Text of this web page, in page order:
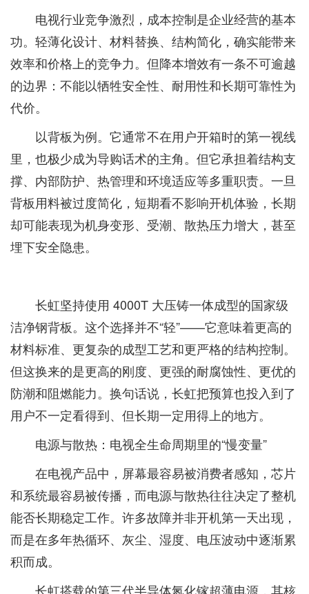
电视行业竞争激烈，成本控制是企业经营的基本
功。轻薄化设计、材料替换、结构简化，确实能带来
效率和价格上的竞争力。但降本增效有一条不可逾越
的边界：不能以牺牲安全性、耐用性和长期可靠性为
代价。
以背板为例。它通常不在用户开箱时的第一视线
里，也极少成为导购话术的主角。但它承担着结构支
撑、内部防护、热管理和环境适应等多重职责。一旦
背板用料被过度简化，短期看不影响开机体验，长期
却可能表现为机身变形、受潮、散热压力增大，甚至
埋下安全隐患。
长虹坚持使用 4000T 大压铸一体成型的国家级
洁净钢背板。这个选择并不“轻”——它意味着更高的
材料标准、更复杂的成型工艺和更严格的结构控制。
但这换来的是更高的刚度、更强的耐腐蚀性、更优的
防潮和阻燃能力。换句话说，长虹把预算也投入到了
用户不一定看得到、但长期一定用得上的地方。
电源与散热：电视全生命周期里的“慢变量”
在电视产品中，屏幕最容易被消费者感知，芯片
和系统最容易被传播，而电源与散热往往决定了整机
能否长期稳定工作。许多故障并非开机第一天出现，
而是在多年热循环、灰尘、湿度、电压波动中逐渐累
积而成。
长虹搭载的第三代半导体氮化镓超薄电源，其核